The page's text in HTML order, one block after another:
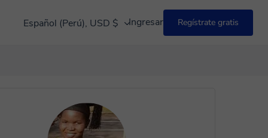
Español (Perú), USD $ Ingresar Regístrate gratis